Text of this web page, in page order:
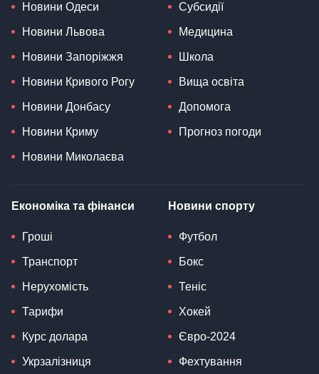
Новини Одеси
Новини Львова
Новини Запоріжжя
Новини Кривого Рогу
Новини Донбасу
Новини Криму
Новини Миколаєва
Субсидії
Медицина
Школа
Вища освіта
Допомога
Прогноз погоди
Економіка та фінанси
Гроші
Транспорт
Нерухомість
Тарифи
Курс долара
Укрзалізниця
Новини спорту
Футбол
Бокс
Теніс
Хокей
Євро-2024
Фехтування